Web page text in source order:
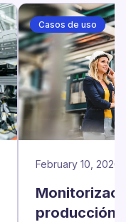
Casos de uso
February 10, 2026
producción